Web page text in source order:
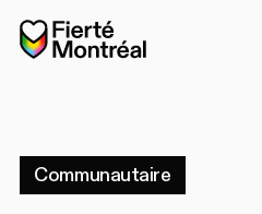
Aller à la navigation
Aller à la navigation
Aller au contenu
Accueil
Communautaire